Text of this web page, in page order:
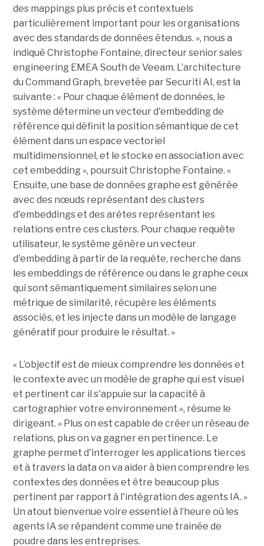
des mappings plus précis et contextuels
particulièrement important pour les organisations
avec des standards de données étendus. », nous a
indiqué Christophe Fontaine, directeur senior sales
engineering EMEA South de Veeam. L’architecture
du Command Graph, brevetée par Securiti AI, est la
suivante : « Pour chaque élément de données, le
système détermine un vecteur d'embedding de
référence qui définit la position sémantique de cet
élément dans un espace vectoriel
multidimensionnel, et le stocke en association avec
cet embedding », poursuit Christophe Fontaine. «
Ensuite, une base de données graphe est générée
avec des nœuds représentant des clusters
d'embeddings et des arêtes représentant les
relations entre ces clusters. Pour chaque requête
utilisateur, le système génère un vecteur
d'embedding à partir de la requête, recherche dans
les embeddings de référence ou dans le graphe ceux
qui sont sémantiquement similaires selon une
métrique de similarité, récupère les éléments
associés, et les injecte dans un modèle de langage
génératif pour produire le résultat. »
« L’objectif est de mieux comprendre les données et
le contexte avec un modèle de graphe qui est visuel
et pertinent car il s'appuie sur la capacité à
cartographier votre environnement », résume le
dirigeant. « Plus on est capable de créer un réseau de
relations, plus on va gagner en pertinence. Le
graphe permet d'interroger les applications tierces
et à travers la data on va aider à bien comprendre les
contextes des données et être beaucoup plus
pertinent par rapport à l'intégration des agents IA. »
Un atout bienvenue voire essentiel à l’heure où les
agents IA se répandent comme une trainée de
poudre dans les entreprises.